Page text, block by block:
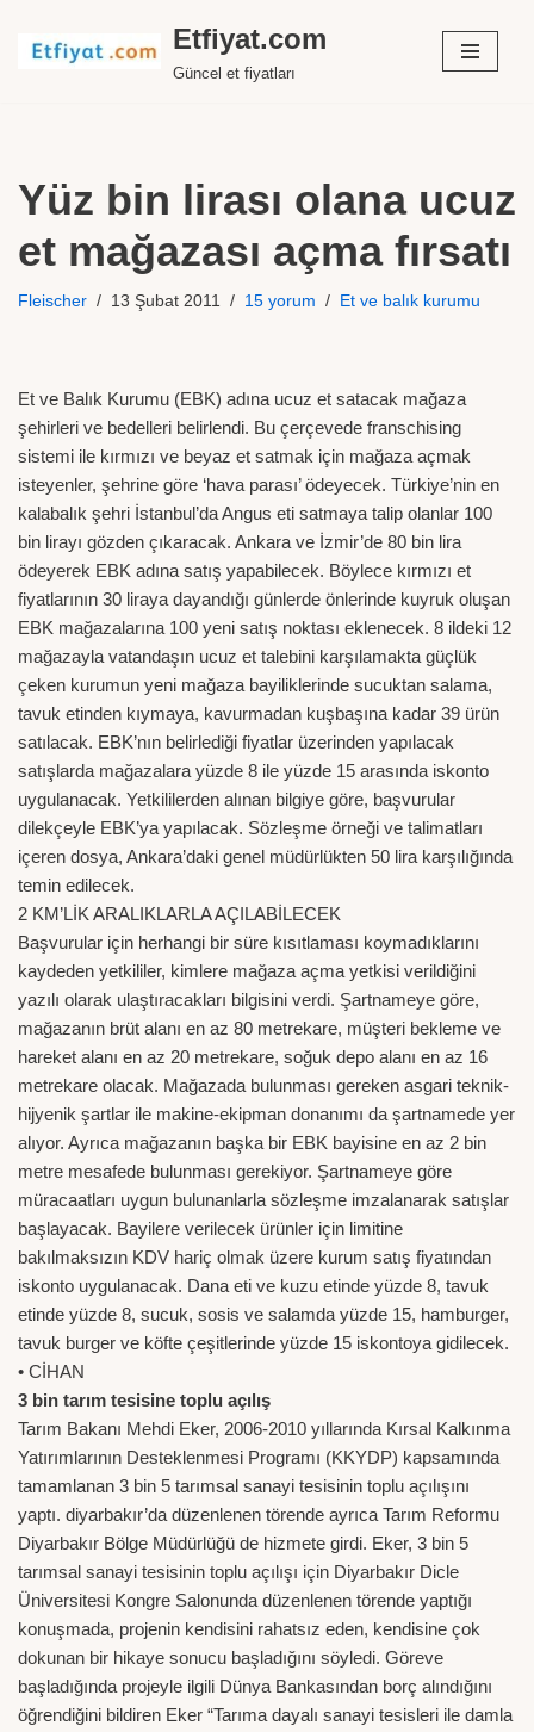
İçeriğe
Etfiyat.com
Güncel et fiyatları
Yüz bin lirası olana ucuz
et mağazası açma fırsatı
Fleischer 13 Şubat 2011 15 yorum Et ve balık kurumu
Et ve Balık Kurumu (EBK) adına ucuz et satacak mağaza
şehirleri ve bedelleri belirlendi. Bu çerçevede franschising
sistemi ile kırmızı ve beyaz et satmak için mağaza açmak
isteyenler, şehrine göre ‘hava parası’ ödeyecek. Türkiye’nin en
kalabalık şehri İstanbul’da Angus eti satmaya talip olanlar 100
bin lirayı gözden çıkaracak. Ankara ve İzmir’de 80 bin lira
ödeyerek EBK adına satış yapabilecek. Böylece kırmızı et
fiyatlarının 30 liraya dayandığı günlerde önlerinde kuyruk oluşan
EBK mağazalarına 100 yeni satış noktası eklenecek. 8 ildeki 12
mağazayla vatandaşın ucuz et talebini karşılamakta güçlük
çeken kurumun yeni mağaza bayiliklerinde sucuktan salama,
tavuk etinden kıymaya, kavurmadan kuşbaşına kadar 39 ürün
satılacak. EBK’nın belirlediği fiyatlar üzerinden yapılacak
satışlarda mağazalara yüzde 8 ile yüzde 15 arasında iskonto
uygulanacak. Yetkililerden alınan bilgiye göre, başvurular
dilekçeyle EBK’ya yapılacak. Sözleşme örneği ve talimatları
içeren dosya, Ankara’daki genel müdürlükten 50 lira karşılığında
temin edilecek.
2 KM’LİK ARALIKLARLA AÇILABİLECEK
Başvurular için herhangi bir süre kısıtlaması koymadıklarını
kaydeden yetkililer, kimlere mağaza açma yetkisi verildiğini
yazılı olarak ulaştıracakları bilgisini verdi. Şartnameye göre,
mağazanın brüt alanı en az 80 metrekare, müşteri bekleme ve
hareket alanı en az 20 metrekare, soğuk depo alanı en az 16
metrekare olacak. Mağazada bulunması gereken asgari teknik-
hijyenik şartlar ile makine-ekipman donanımı da şartnamede yer
alıyor. Ayrıca mağazanın başka bir EBK bayisine en az 2 bin
metre mesafede bulunması gerekiyor. Şartnameye göre
müracaatları uygun bulunanlarla sözleşme imzalanarak satışlar
başlayacak. Bayilere verilecek ürünler için limitine
bakılmaksızın KDV hariç olmak üzere kurum satış fiyatından
iskonto uygulanacak. Dana eti ve kuzu etinde yüzde 8, tavuk
etinde yüzde 8, sucuk, sosis ve salamda yüzde 15, hamburger,
tavuk burger ve köfte çeşitlerinde yüzde 15 iskontoya gidilecek.
• CİHAN
3 bin tarım tesisine toplu açılış
Tarım Bakanı Mehdi Eker, 2006-2010 yıllarında Kırsal Kalkınma
Yatırımlarının Desteklenmesi Programı (KKYDP) kapsamında
tamamlanan 3 bin 5 tarımsal sanayi tesisinin toplu açılışını
yaptı. diyarbakır’da düzenlenen törende ayrıca Tarım Reformu
Diyarbakır Bölge Müdürlüğü de hizmete girdi. Eker, 3 bin 5
tarımsal sanayi tesisinin toplu açılışı için Diyarbakır Dicle
Üniversitesi Kongre Salonunda düzenlenen törende yaptığı
konuşmada, projenin kendisini rahatsız eden, kendisine çok
dokunan bir hikaye sonucu başladığını söyledi. Göreve
başladığında projeyle ilgili Dünya Bankasından borç alındığını
öğrendiğini bildiren Eker “Tarıma dayalı sanayi tesisleri ile damla